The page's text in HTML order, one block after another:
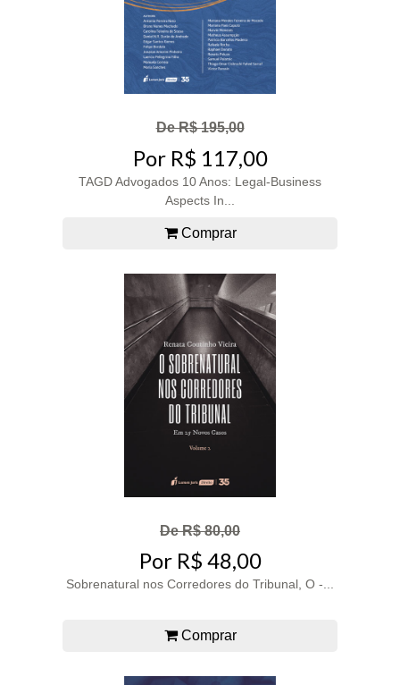
De R$ 195,00
Por R$ 117,00
TAGD Advogados 10 Anos: Legal-Business
Aspects In...
Comprar
De R$ 80,00
Por R$ 48,00
Sobrenatural nos Corredores do Tribunal, O -...
Comprar